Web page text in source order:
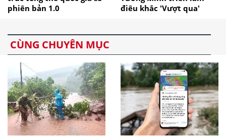
phiên bản 1.0
điêu khắc 'Vượt qua'
CÙNG CHUYÊN MỤC